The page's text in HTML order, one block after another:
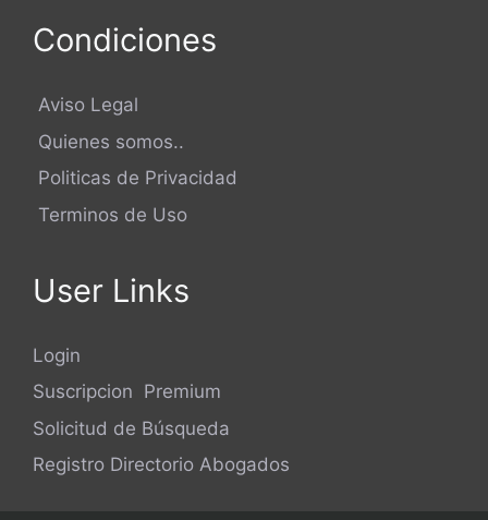
Condiciones
Aviso Legal
Quienes somos..
Politicas de Privacidad
Terminos de Uso
User Links
Login
Suscripcion Premium
Solicitud de Búsqueda
Registro Directorio Abogados